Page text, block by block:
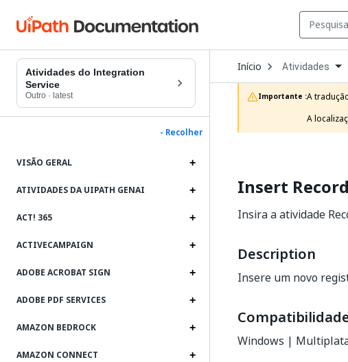
Atividades do Integration
Service
Outro · latest
- Recolher
VISÃO GERAL
ATIVIDADES DA UIPATH GENAI
ACT! 365
ACTIVECAMPAIGN
ADOBE ACROBAT SIGN
ADOBE PDF SERVICES
AMAZON BEDROCK
AMAZON CONNECT
Início Open
Dropdown
to
choose
product
Atividades
Importante :A
A
Insert Record
Insira a atividade
Description
Insere um novo
Windows |